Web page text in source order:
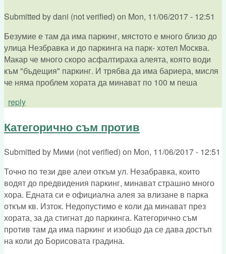
Submitted bydani (not verified) on Mon, 11/06/2017 - 12:51
Безумие е там да има паркинг, мястото е много близо до
улица Незбравка и до паркинга на парк- хотел Москва.
Макар че много скоро асфалтираха алеята, която води
към "бъдещия" паркинг. И трябва да има бариера, мисля
че няма проблем хората да минават по 100 м пеша
reply
Категорично съм против
Submitted by Мими (not verified) on Mon, 11/06/2017 - 12:51
Точно по тези две алеи откъм ул. Незабравка, които
водят до предвидения паркинг, минават страшно много
хора. Едната си е официална алея за влизане в парка
откъм кв. Изток. Недопустимо е коли да минават през
хората, за да стигнат до паркинга. Категорично съм
против там да има паркинг и изобщо да се дава достъп
на коли до Борисовата градина.